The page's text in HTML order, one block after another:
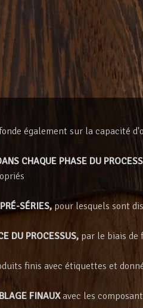
également sur la capacité
CHAQUE PHASE DU
SÉRIES,pour lesquels sont
DU PROCESSUS, par le biais de
finis avec étiquettes et
FINAUXavec les